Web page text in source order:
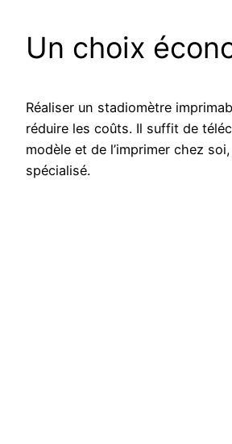
Un choix
Réaliser un stadiomètre
réduire les coûts. Il suffit de
modèle et de l’imprimer chez
spécialisé.